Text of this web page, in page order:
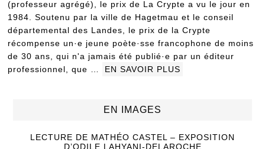
(professeur agrégé), le prix de La Crypte a vu le jour en
1984. Soutenu par la ville de Hagetmau et le conseil
départemental des Landes, le prix de la Crypte
récompense un·e jeune poète·sse francophone de moins
de 30 ans, qui n'a jamais été publié·e par un éditeur
professionnel, que …
EN SAVOIR PLUS
EN IMAGES
LECTURE DE MATHÉO CASTEL – EXPOSITION
D’ODILE LAHYANI-DELAROCHE